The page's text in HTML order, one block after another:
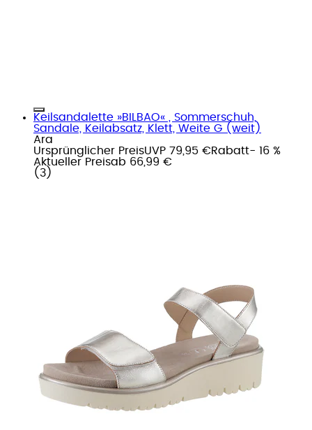
Keilsandalette »BILBAO« , Sommerschuh,
Sandale, Keilabsatz, Klett, Weite G (weit)
Ara
Ursprünglicher PreisUVP 79,95 €Rabatt- 16 %
Aktueller Preisab 66,99 €
( 3 )